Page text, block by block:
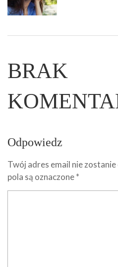
BRAK
Odpowiedz
Twój adres email nie
pola są oznaczone*